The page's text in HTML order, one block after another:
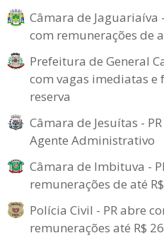
Câmara de Jaguariaíva
com remunerações de
Prefeitura de General
com vagas imediatas e
reserva
Câmara de Jesuítas -
Agente Administrativo
Câmara de Imbituva -
remunerações de até
Polícia Civil - PR abre
remunerações até R$